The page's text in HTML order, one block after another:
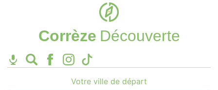
Corrèze Découverte
Votre ville de départ